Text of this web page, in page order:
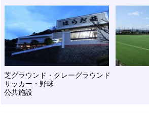
芝グラウンド・クレーグラウンド
サッカー・野球
公共施設